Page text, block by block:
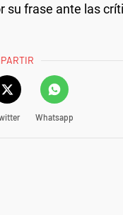
su frase ante las
Whatsapp